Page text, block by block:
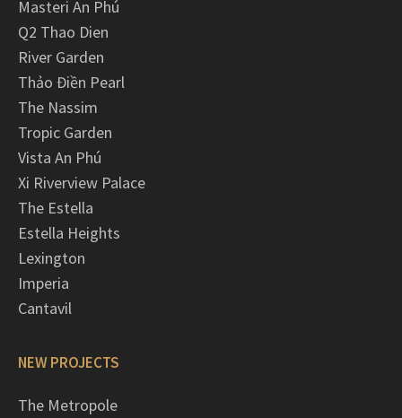
Masteri An Phú
Q2 Thao Dien
River Garden
Thảo Điền Pearl
The Nassim
Tropic Garden
Vista An Phú
Xi Riverview Palace
The Estella
Estella Heights
Lexington
Imperia
Cantavil
NEW PROJECTS
The Metropole